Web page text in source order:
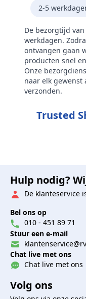
2-5
De bezorgtijd
werkdagen.
ontvangen gaan
producten snel
Onze
naar elk gewenst
verzonden.
Trusted
Hulp nodig?
De klanteservice
Bel ons op
010 - 451 89 71
Stuur een e-mail
Chat live met ons
Chat live met ons
Volg ons